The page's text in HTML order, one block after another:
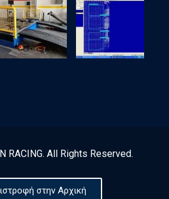
RACING. All Rights Reserved.
στην Αρχική